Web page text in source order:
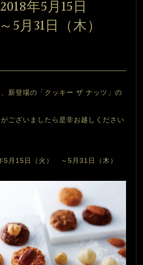
年5月15日
5月31日（木）
新登場の「クッキー ザ ナッツ」の
ございましたら是非お越しください
5月15日（火）　～5月31日（木）